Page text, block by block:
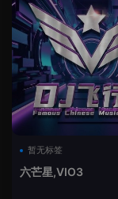
暂无标签
六芒星,VIO3